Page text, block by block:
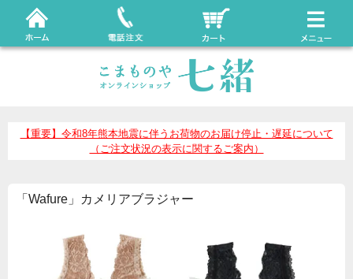
【重要】令和8年熊本地震に伴うお荷物のお届け停止・遅延について
（ご注文状況の表示に関するご案内）
「Wafure」カメリアブラジャー